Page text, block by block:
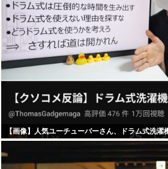
【画像】人気ユーチューバーさん、ドラム式洗濯